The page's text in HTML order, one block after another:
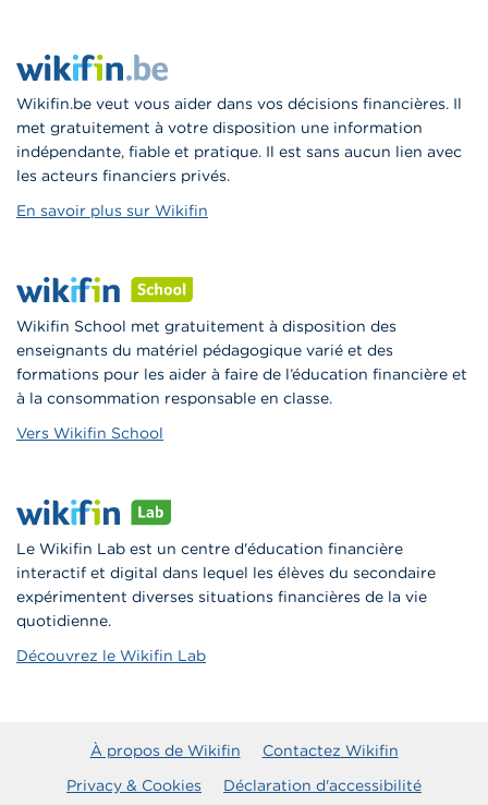
Wikifin.be veut vous aider dans vos décisions financières. Il
met gratuitement à votre disposition une information
indépendante, fiable et pratique. Il est sans aucun lien avec
les acteurs financiers privés.
En savoir plus sur Wikifin
Wikifin School met gratuitement à disposition des
enseignants du matériel pédagogique varié et des
formations pour les aider à faire de l’éducation financière et
à la consommation responsable en classe.
Vers Wikifin School
Le Wikifin Lab est un centre d'éducation financière
interactif et digital dans lequel les élèves du secondaire
expérimentent diverses situations financières de la vie
quotidienne.
Découvrez le Wikifin Lab
À propos de Wikifin
Contactez Wikifin
Privacy & Cookies
Déclaration d'accessibilité